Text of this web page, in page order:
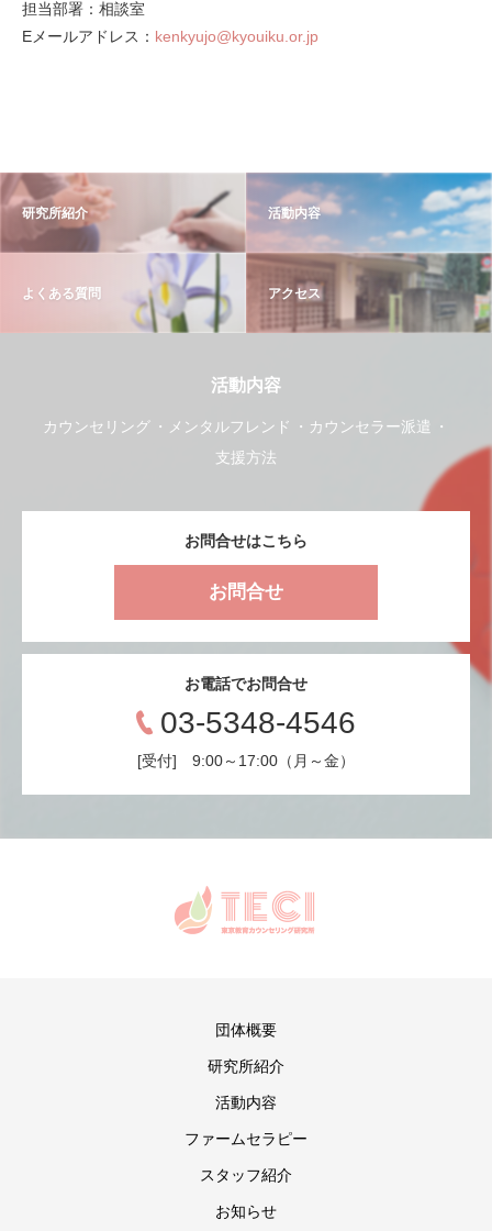
担当部署：相談室
Eメールアドレス： kenkyujo@kyouiku.or.jp
研究所紹介 活動内容
よくある質問 アクセス
活動内容
カウンセリング メンタルフレンド
カウンセラー派遣
支援方法
お問合せはこちら
お問合せ
お電話でお問合せ
03-5348-4546
[受付] 9:00～17:00（月～金）
団体概要
研究所紹介
活動内容
ファームセラピー
スタッフ紹介
お知らせ